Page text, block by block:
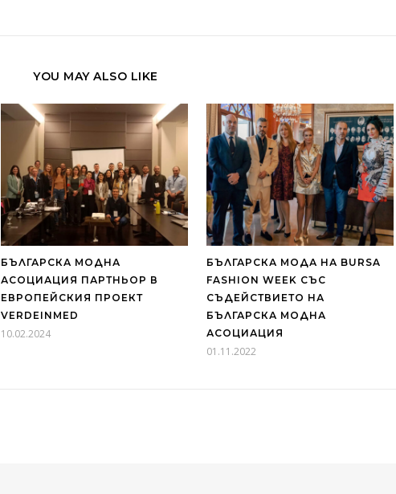
YOU MAY ALSO LIKE
БЪЛГАРСКА МОДНА
АСОЦИАЦИЯ ПАРТНЬОР В
ЕВРОПЕЙСКИЯ ПРОЕКТ
VERDEINMED
10.02.2024
БЪЛГАРСКА МОДА НА BURSA
FASHION WEEK СЪС
СЪДЕЙСТВИЕТО НА
БЪЛГАРСКА МОДНА
АСОЦИАЦИЯ
01.11.2022